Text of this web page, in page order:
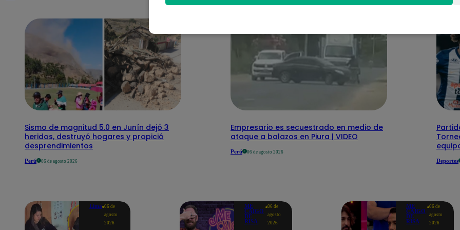
Sismo de magnitud 5.0 en Junín dejó 3
heridos, destruyó hogares y propició
desprendimientos
Perú 06 de agosto 2026
Empresario es secuestrado en medio de
ataque a balazos en Piura | VIDEO
Perú 06 de agosto 2026
Deportes
Lima 06 de
agosto
2026
ME
CAIGO
DE
RISA
06 de
agosto
2026
ME
CAIGO
DE
RISA
06 de
agosto
2026